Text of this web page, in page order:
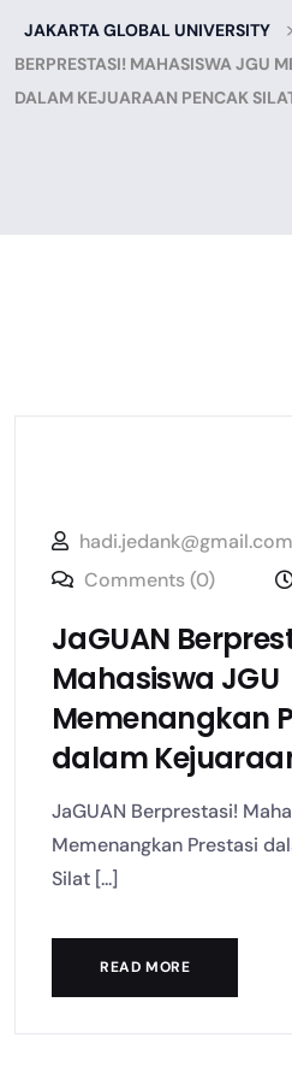
JAKARTA GLOBAL UNIVERSITY >
BERPRESTASI! MAHASISWA JGU
DALAM KEJUARAAN PENCAK
hadi.jedank@gmail.com
Comments (0)
JaGUAN
Mahasiswa JGU
Memenangkan
dalam
JaGUAN Berprestasi!
Memenangkan Prestasi
Silat [...]
READ MORE